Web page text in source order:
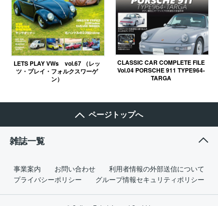
LETS PLAY VWs vol.67 （レッ
ツ・プレイ・フォルクスワーゲ
ン）
CLASSIC CAR COMPLETE FILE
Vol.04 PORSCHE 911 TYPE964-
TARGA
ページトップへ
雑誌一覧
事業案内 お問い合わせ
利用者情報の外部送信について
プライバシーポリシー
グループ情報セキュリティポリシー